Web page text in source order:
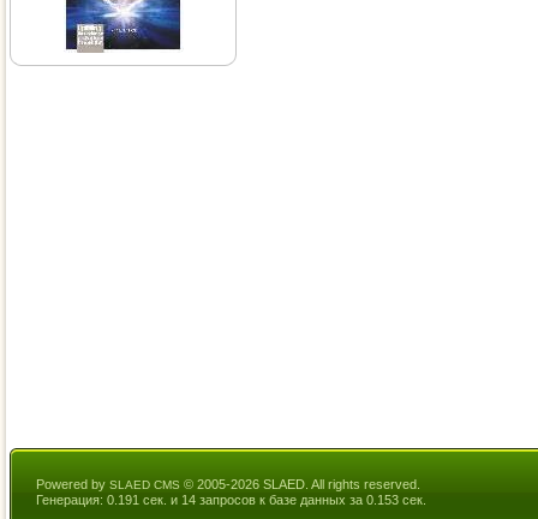
Powered by SLAED CMS © 2005-2026 SLAED. All rights reserved.
Генерация: 0.191 сек. и 14 запросов к базе данных за 0.153 сек.